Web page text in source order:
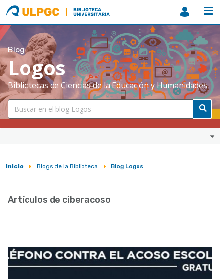
ULPGC
Biblioteca
ULPGC
Blog
Logos
Bibliotecas de Ciencias de la Educación y Humanidades
Sobrescribir
de
la
navegación
Inicio Blogs de la Biblioteca Blog Logos
Artículos de ciberacoso